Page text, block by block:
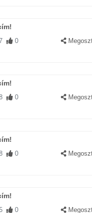
0
0
0
0